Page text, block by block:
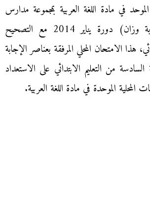
في مادة اللغة العربية بمجموعة مدارس
قلعة بني روثن (نيابة وزان) دورة يناير 2014 مع التصحيح
هذا الامتحان المحلي المرفقة بعناصر الإجابة
من التعليم الابتدائي على الاستعداد
المحلية الموحدة في مادة اللغة العربية.